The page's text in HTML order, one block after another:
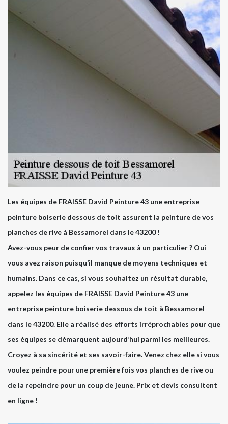
Les équipes de FRAISSE David Peinture 43 une entreprise
peinture boiserie dessous de toit assurent la peinture de vos
planches de rive à Bessamorel dans le 43200 !
Avez-vous peur de confier vos travaux à un particulier ? Oui
vous avez raison puisqu’il manque de moyens techniques et
humains. Dans ce cas, si vous souhaitez un résultat durable,
appelez les équipes de FRAISSE David Peinture 43 une
entreprise peinture boiserie dessous de toit à Bessamorel
dans le 43200. Elle a réalisé des efforts irréprochables pour que
ses équipes se démarquent aujourd’hui parmi les meilleures.
Croyez à sa sincérité et ses savoir-faire. Venez chez elle si vous
voulez peindre pour une première fois vos planches de rive ou
de la repeindre pour un coup de jeune. Prix et devis consultent
en ligne !